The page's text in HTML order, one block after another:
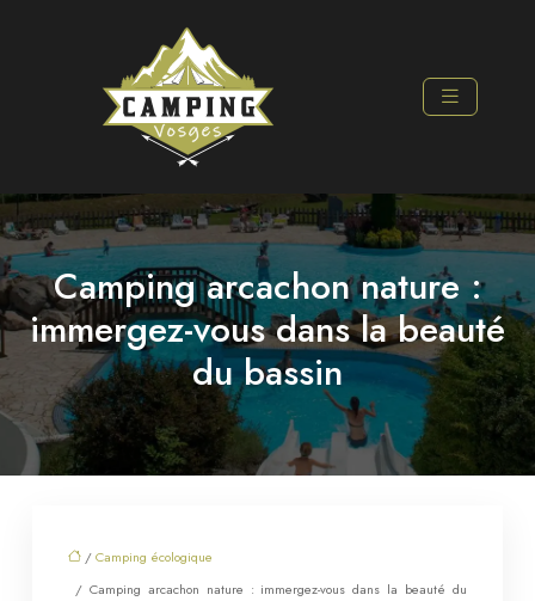
Camping arcachon nature :
immergez-vous dans la beauté
du bassin
/Camping écologique
/ Camping arcachon nature : immergez-vous dans la beauté du